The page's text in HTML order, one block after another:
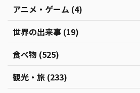
アニメ・ゲーム (4)
世界の出来事 (19)
食べ物 (525)
観光・旅 (233)